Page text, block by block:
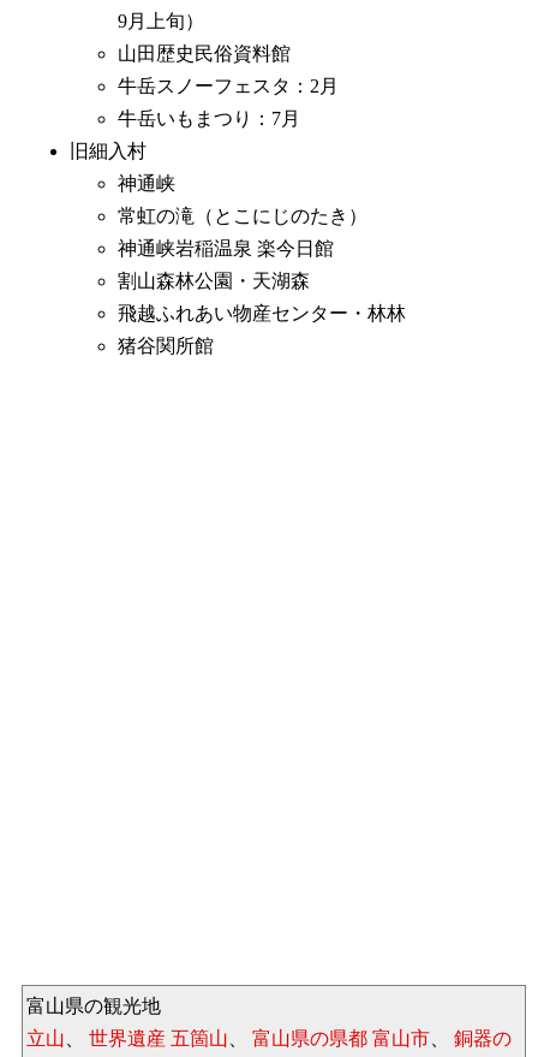
9月上旬）
山田歴史民俗資料館
牛岳スノーフェスタ：2月
牛岳いもまつり：7月
旧細入村
神通峡
常虹の滝（とこにじのたき）
神通峡岩稲温泉 楽今日館
割山森林公園・天湖森
飛越ふれあい物産センター・林林
猪谷関所館
富山県の観光地
立山
世界遺産 五箇山 富山県の県都 富山市 銅器の